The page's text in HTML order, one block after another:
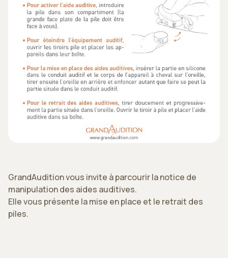
GrandAudition vous invite à parcourir la notice de
manipulation des aides auditives.
Elle vous présente la mise en place et le retrait des
piles.